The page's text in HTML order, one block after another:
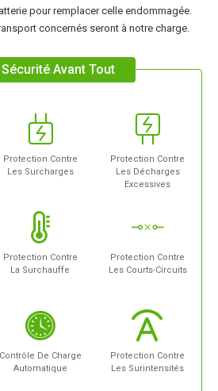
pour remplacer celle endommagée.
concernés seront à notre charge.
Sécurité Avant Tout
Protection Contre
Les Surcharges
Protection Contre
Les Décharges
Excessives
Protection Contre
La Surchauffe
Protection Contre
Les Courts-Circuits
Contrôle De Charge
Automatique
Protection Contre
Les Surintensités